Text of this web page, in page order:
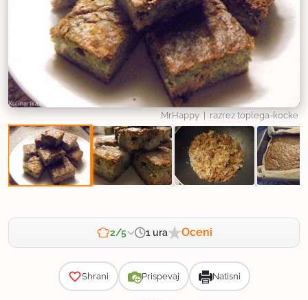
MrHappy | razrez toplega-kocke
2/5 1 ura Oceni
Shrani Prispevaj Natisni